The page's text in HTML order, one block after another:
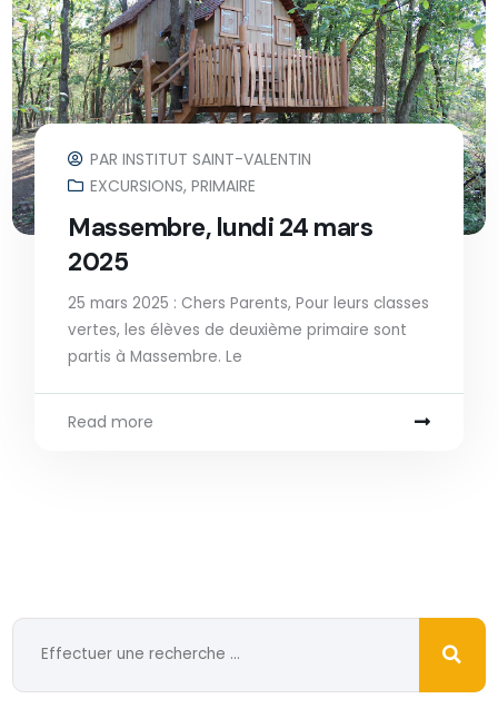
PARINSTITUT SAINT-VALENTIN
EXCURSIONS,PRIMAIRE
Massembre, lundi 24 mars
2025
25 mars 2025 : Chers Parents, Pour leurs classes
vertes, les élèves de deuxième primaire sont
partis à Massembre. Le
Read more